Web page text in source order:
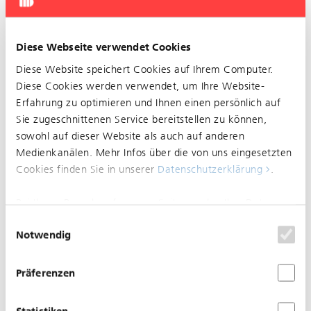
Diese Webseite verwendet Cookies
Diese Website speichert Cookies auf Ihrem Computer.
Diese Cookies werden verwendet, um Ihre Website-
Erfahrung zu optimieren und Ihnen einen persönlich auf
Sie zugeschnittenen Service bereitstellen zu können,
sowohl auf dieser Website als auch auf anderen
Medienkanälen. Mehr Infos über die von uns eingesetzten
Cookies finden Sie in unserer Datenschutzerklärung
optimal zu entsprechen, wird nur ein einzelnes Cookie
treffen müssen.
Notwendig
Präferenzen
Medienmitteilung
Info Broschüre
betrieb der Linie 10 während der Sommer­schulferien
Dreispitz und Bahnhof Dornach eingestellt und durch
einen Busbetrieb ersetzt. Für die Inbetriebnahme der
neuen Bahn­sicherungsanlage ist vom 13. August bis